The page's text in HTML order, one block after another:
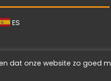
ES
dat onze website zo goed